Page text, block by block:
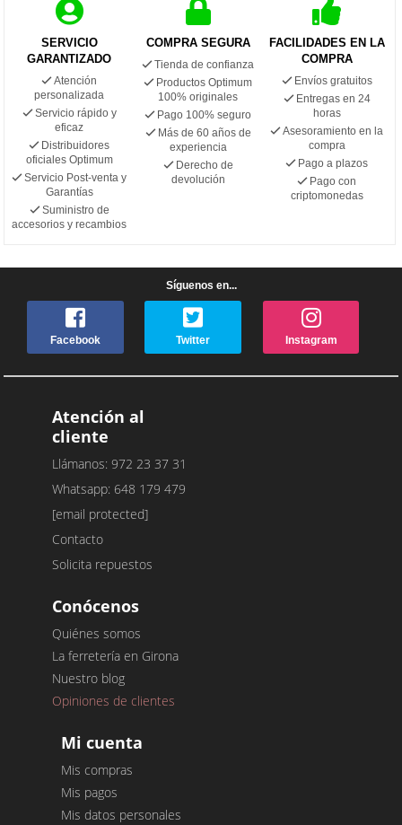
SERVICIO
GARANTIZADO
Atención
personalizada
Servicio rápido y
eficaz
Distribuidores
oficiales Optimum
Servicio Post-venta y
Garantías
Suministro de
accesorios y recambios
COMPRA SEGURA
Tienda de confianza
Productos Optimum
100% originales
Pago 100% seguro
Más de 60 años de
experiencia
Derecho de
devolución
FACILIDADES EN LA
COMPRA
Envíos gratuitos
Entregas en 24
horas
Asesoramiento en la
compra
Pago a plazos
Pago con
criptomonedas
Síguenos en...
Facebook Twitter Instagram
Atención al
cliente
Llámanos: 972 23 37 31
Whatsapp: 648 179 479
[email protected]
Contacto
Solicita repuestos
Conócenos
Quiénes somos
La ferretería en Girona
Nuestro blog
Opiniones de clientes
Mi cuenta
Mis compras
Mis pagos
Mis datos personales